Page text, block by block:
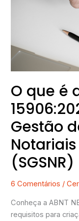
O que é
Gestão
(SGSNR)
6 Comentários /
Conheça a ABNT
requisitos para
–
Sistema
de
Gestão
de
Serviços
Notariais
e
Registrais
(SGSNR)